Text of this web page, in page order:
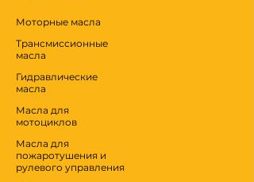
Моторные масла
Трансмиссионные
масла
Гидравлические
масла
Масла для
мотоциклов
Масла для
пожаротушения и
рулевого управления